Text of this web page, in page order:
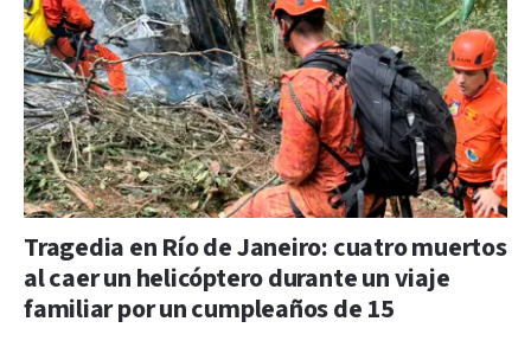
Tragedia en Río de Janeiro: cuatro muertos
al caer un helicóptero durante un viaje
familiar por un cumpleaños de 15